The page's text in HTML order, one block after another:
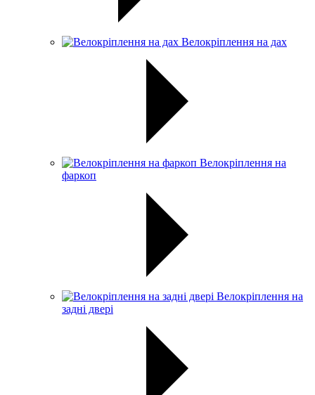
Велокріплення на дах
Велокріплення на
фаркоп
Велокріплення на
задні двері